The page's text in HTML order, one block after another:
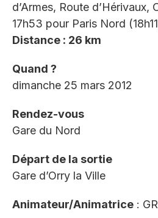
d’Armes, Route d’Hérivaux,
17h53 pour Paris Nord
Distance : 26 km
Quand ?
dimanche 25 mars 2012
Rendez-vous
Gare du Nord
Départ de la sortie
Gare d’Orry la Ville
Animateur/Animatrice :